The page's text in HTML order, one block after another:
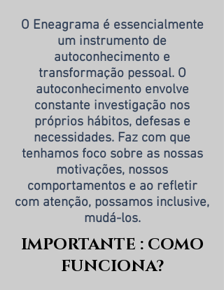
O Eneagrama é essencialmente
um instrumento de
autoconhecimento e
transformação pessoal. O
autoconhecimento envolve
constante investigação nos
próprios hábitos, defesas e
necessidades. Faz com que
tenhamos foco sobre as nossas
motivações, nossos
comportamentos e ao refletir
com atenção, possamos inclusive,
mudá-los.
IMPORTANTE : COMO
FUNCIONA?